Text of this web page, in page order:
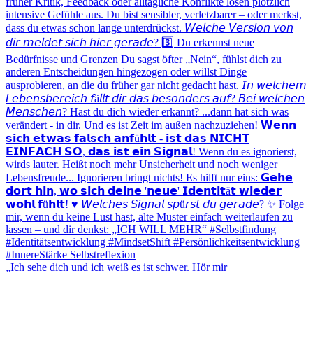
„Ich sehe dich und ich weiß es ist schwer. Hör mir